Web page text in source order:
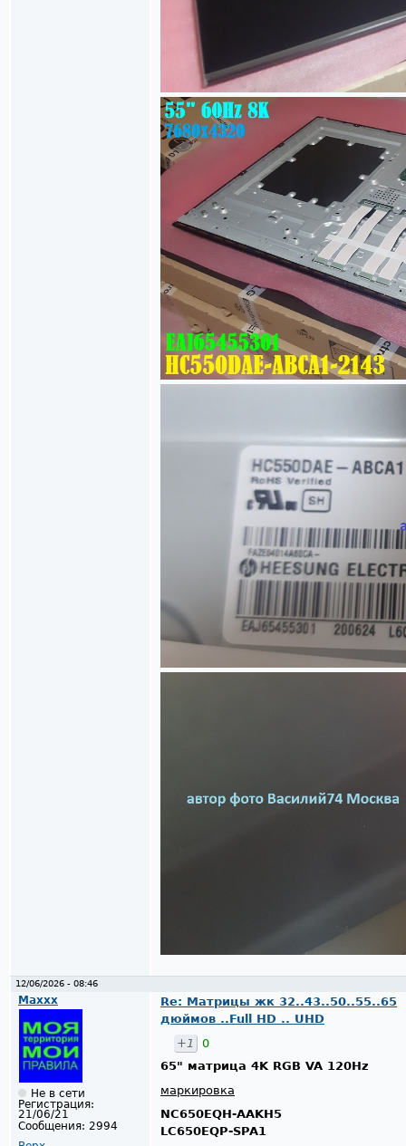
12/06/2026 - 08:46
Maxxx
Не в сети
Регистрация:
21/06/21
Сообщения: 2994
Re: Матрицы жк 32..43..50..55..65
дюймов ..Full HD .. UHD
+1
0
65" матрица 4K RGB VA 120Hz
маркировка
NC650EQH-AAKH5
LC650EQP-SPA1